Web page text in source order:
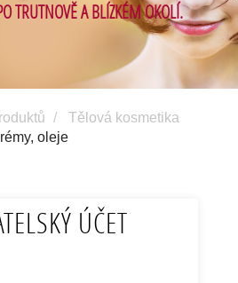
TRUTNOVĚ A BLÍZKÉM OKOLÍ.
Tělová kosmetika
oleje
ÚČET